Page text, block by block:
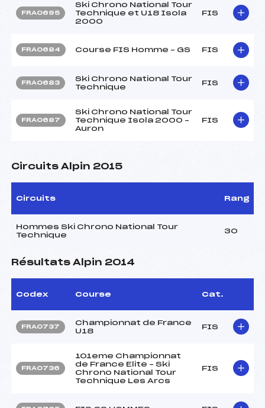
FRA0695
Ski Chrono National Tour
Technique et U18 Isola
2000
FIS
FRA0684 Course FIS Homme – GS FIS
FRA0683
Ski Chrono National Tour
Technique
FIS
FRA0687
Ski Chrono National Tour
Technique Isola 2000 –
Auron
FIS
Circuits Alpin 2015
Circuits Rang
Hommes Ski Chrono National Tour
Technique
30
Résultats Alpin 2014
Codex Course Cat.
FRA0737
Championnat de France
U18
FIS
FRA0736
101eme Championnat
de France Elite – Ski
Chrono National Tour
Technique Les Arcs
FIS